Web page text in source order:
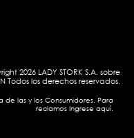
2026 LADY STORK S.A. sobre
Todos los derechos reservados.
de las y los Consumidores. Para
reclamos Ingrese aquí.